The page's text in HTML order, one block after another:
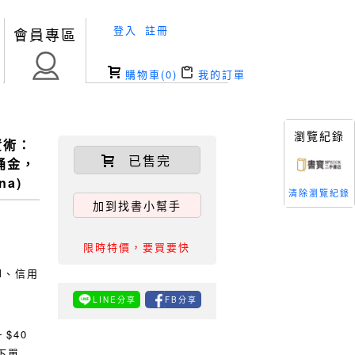
會員專區 登入 註冊
購物車(0) 我的訂單
：
，
信用
$40
已售完
加到找書小幫手
限時特價，要買要快
LINE分享 FB分享
瀏覽紀錄
清除瀏覽紀錄